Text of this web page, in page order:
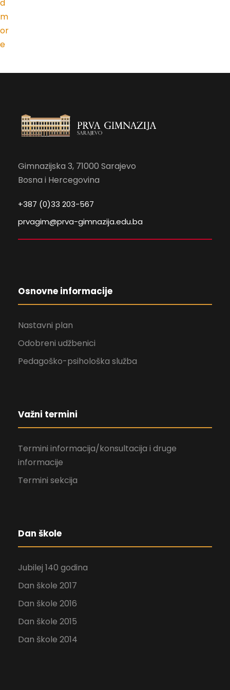
d
m
or
e
Gimnazijska 3, 71000 Sarajevo
Bosna i Hercegovina
+387 (0)33 203-567
prvagim@prva-gimnazija.edu.ba
Osnovne informacije
Nastavni plan
Odobreni udžbenici
Pedagoško-psihološka služba
Važni termini
Termini informacija/konsultacija i druge
informacije
Termini sekcija
Dan škole
Jubilej 140 godina
Dan škole 2017
Dan škole 2016
Dan škole 2015
Dan škole 2014